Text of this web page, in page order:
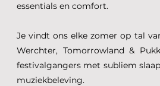
essentials en comfort.
Je vindt ons elke zomer op tal
Werchter, Tomorrowland &
festivalgangers met subliem
muziekbeleving.